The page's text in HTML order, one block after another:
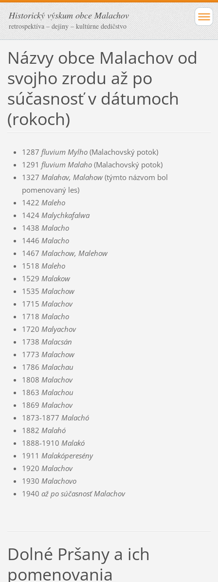
Historický výskum obce Malachov
retrospektíva – dejiny – kultúrne dedičstvo
Názvy obce Malachov od
svojho zrodu až po
súčasnosť v dátumoch
(rokoch)
1287 fluvium Mylho(Malachovský potok)
1291 fluvium Malaho(Malachovský potok)
1327 Malahav, Malahow(týmto názvom bol
pomenovaný les)
1422 Maleho
1424 Malychkafalwa
1438 Malacho
1446 Malacho
1467 Malachow, Malehow
1518 Maleho
1529 Malakow
1535 Malachow
1715 Malachov
1718 Malacho
1720 Malyachov
1738 Malacsán
1773 Malachow
1786 Malachau
1808 Malachov
1863 Malachou
1869 Malachov
1873-1877 Malachó
1882 Malahó
1888-1910 Malakó
1911 Malakóperesény
1920 Malachov
1930 Malachovo
1940 až po súčasnosť Malachov
Dolné Pršany a ich
pomenovania